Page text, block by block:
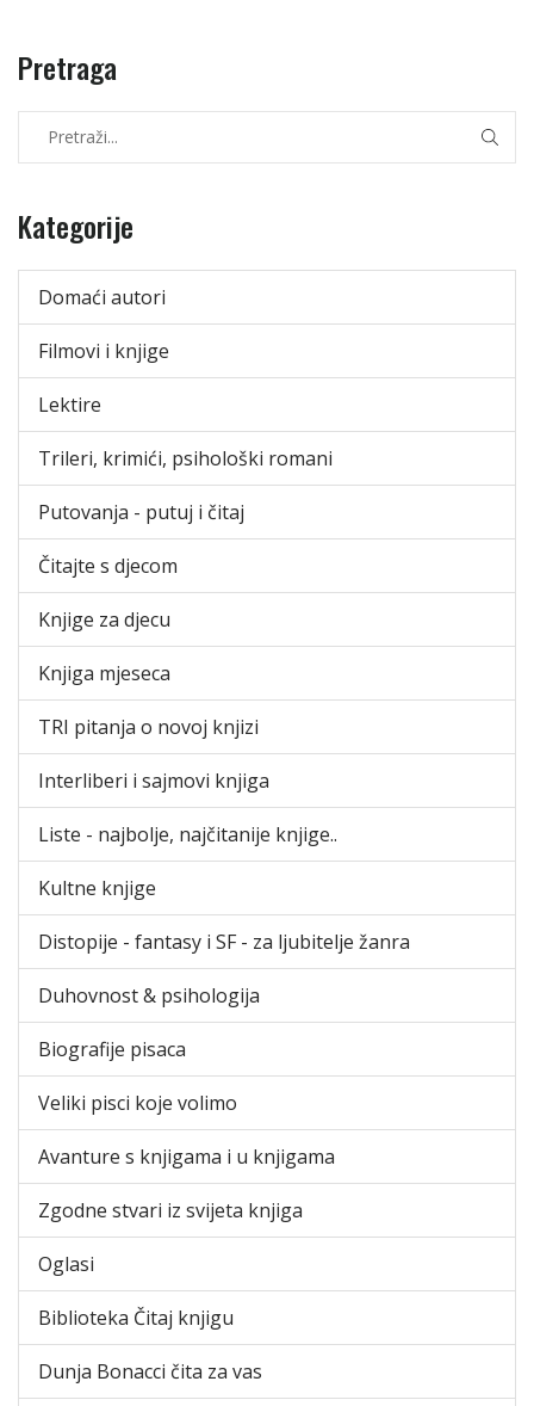
Pretraga
Kategorije
Domaći autori
Filmovi i knjige
Lektire
Trileri, krimići, psihološki romani
Putovanja - putuj i čitaj
Čitajte s djecom
Knjige za djecu
Knjiga mjeseca
TRI pitanja o novoj knjizi
Interliberi i sajmovi knjiga
Liste - najbolje, najčitanije knjige..
Kultne knjige
Distopije - fantasy i SF - za ljubitelje žanra
Duhovnost & psihologija
Biografije pisaca
Veliki pisci koje volimo
Avanture s knjigama i u knjigama
Zgodne stvari iz svijeta knjiga
Oglasi
Biblioteka Čitaj knjigu
Dunja Bonacci čita za vas